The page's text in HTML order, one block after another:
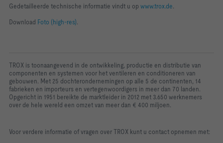
Gedetailleerde technische informatie vindt u op www.trox.de.
Download Foto (high-res).
TROX is toonaangevend in de ontwikkeling, productie en distributie van
componenten en systemen voor het ventileren en conditioneren van
gebouwen. Met 25 dochterondernemingen op alle 5 de continenten, 14
fabrieken en importeurs en vertegenwoordigers in meer dan 70 landen.
Opgericht in 1951 bereikte de marktleider in 2012 met 3.650 werknemers
over de hele wereld een omzet van meer dan € 400 miljoen.
Voor verdere informatie of vragen over TROX kunt u contact opnemen met: